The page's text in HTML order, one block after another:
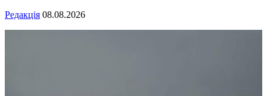
Редакція 08.08.2026